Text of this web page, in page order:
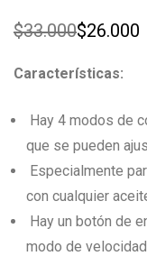
$33.000
Original
was:
$26.000
Current
is:
Características:
Hay 4 modos de
que se pueden
Especialmente
con cualquier
Hay un botón de
modo de